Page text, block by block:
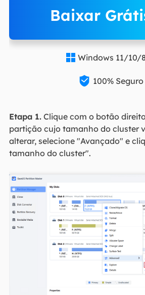
Baixar
 Windows 11/10/
 100% Seguro
Etapa 1.Clique com o botão
partição cujo tamanho do cluster
alterar, selecione "Avançado" e
tamanho do cluster".